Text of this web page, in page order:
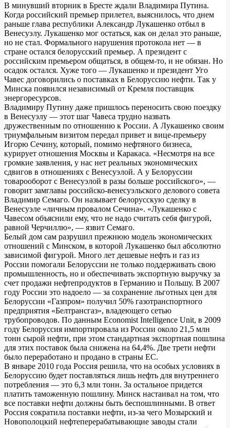
В минувший вторник в Бресте ждали Владимира Путина.
Когда российский премьер прилетел, выяснилось, что днем
раньше глава республики Александр Лукашенко отбыл в
Венесуэлу. Лукашенко мог остаться, как он делал это раньше,
но не стал. Формального нарушения протокола нет — в
стране остался белорусский премьер. А президент с
российским премьером общаться, в общем-то, и не обязан. Но
осадок остался. Хуже того — Лукашенко и президент Уго
Чавес договорились о поставках в Белоруссию нефти. Так у
Минска появился независимый от Кремля поставщик
энергоресурсов.
Владимиру Путину даже пришлось переносить свою поездку
в Венесуэлу — этот шаг Чавеса трудно назвать
дружественным по отношению к России. А Лукашенко своим
триумфальным визитом передал привет и вице-премьеру
Игорю Сечину, который, помимо нефтяного бизнеса,
курирует отношения Москвы и Каракаса. «Несмотря на все
громкие заявления, у нас нет реальных экономических
сдвигов в отношениях с Венесуэлой. А у Белоруссии
товарооборот с Венесуэлой в разы больше российского», —
говорит замглавы российско-венесуэльского делового совета
Владимир Семаго. Он называет белорусскую сделку в
Венесуэле «личным провалом Сечина». «Лукашенко с
Чавесом объяснили ему, что не надо считать себя фигурой,
равной Черчиллю», — язвит Семаго.
Белый дом сам разрушил прежнюю модель экономических
отношений с Минском, в которой Лукашенко был абсолютно
зависимой фигурой. Много лет дешевые нефть и газ из
России помогали Белоруссии не только поддерживать свою
промышленность, но и обеспечивать экспортную выручку за
счет продажи нефтепродуктов в Германию и Польшу. В 2007
году России это надоело — за сохранение льготных цен для
Белоруссии «Газпром» получил 50% газотранспортного
предприятия «Белтрансгаз», владеющего сетью
трубопроводов. По данным Economist Intelligence Unit, в 2009
году Белоруссия импортировала из России около 21,5 млн
тонн сырой нефти, при этом стандартная экспортная пошлина
для этих поставок была снижена на 64,4%. Две трети нефти
было переработано и продано в страны ЕС.
В январе 2010 года Россия решила, что на особых условиях в
Белоруссию будет поставляться лишь нефть для внутреннего
потребления — это 6,3 млн тонн. За остальное придется
платить таможенную пошлину. Минск настаивал на том, что
все поставки нефти должны быть беспошлинными. В ответ
Россия сократила поставки нефти, из-за чего Мозырский и
Новополоцкий нефтеперерабатывающие заводы стали